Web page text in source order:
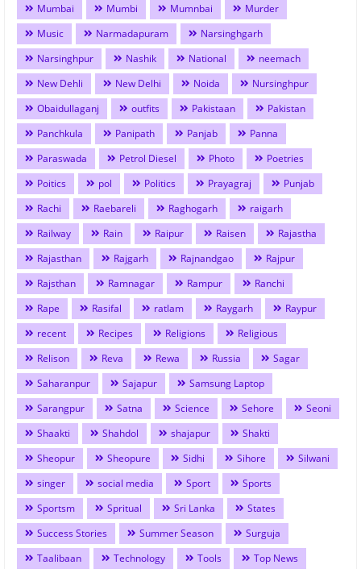
Mumbai
Mumbi Mumnbai
Murder
Music
Narmadapuram
Narsinghgarh
Narsinghpur
Nashik National
neemach
New Dehli
New Delhi Noida
Nursinghpur
Obaidullaganj
outfits Pakistaan
Pakistan
Panchkula
Panipath Panjab
Panna
Paraswada
Petrol Diesel Photo
Poetries
Poitics
pol Politics Prayagraj
Punjab
Rachi
Raebareli Raghogarh
raigarh
Railway
Rain Raipur Raisen
Rajastha
Rajasthan
Rajgarh Rajnandgao
Rajpur
Rajsthan
Ramnagar Rampur
Ranchi
Rape
Rasifal ratlam Raygarh
Raypur
recent
Recipes Religions
Religious
Relison
Reva Rewa Russia
Sagar
Saharanpur
Sajapur
Samsung Laptop
Sarangpur
Satna Science Sehore
Seoni
Shaakti
Shahdol shajapur
Shakti
Sheopur
Sheopure Sidhi Sihore
Silwani
singer
social media Sport
Sports
Sportsm
Spritual Sri Lanka
States
Success Stories
Summer Season
Surguja
Taalibaan
Technology Tools
Top News